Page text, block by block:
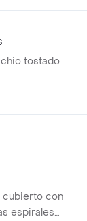
tostado
cubierto con
espirales